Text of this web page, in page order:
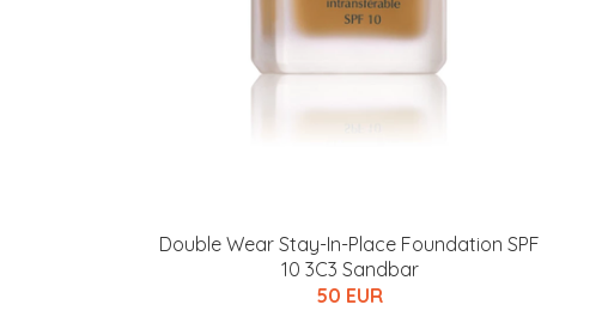
Double Wear Stay-In-Place Foundation SPF
10 3C3 Sandbar
50 EUR